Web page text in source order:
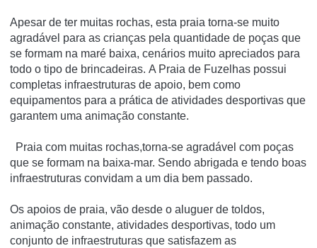
Apesar de ter muitas rochas, esta praia torna-se muito
agradável para as crianças pela quantidade de poças que
se formam na maré baixa, cenários muito apreciados para
todo o tipo de brincadeiras. A Praia de Fuzelhas possui
completas infraestruturas de apoio, bem como
equipamentos para a prática de atividades desportivas que
garantem uma animação constante.
Praia com muitas rochas,torna-se agradável com poças
que se formam na baixa-mar. Sendo abrigada e tendo boas
infraestruturas convidam a um dia bem passado.
Os apoios de praia, vão desde o aluguer de toldos,
animação constante, atividades desportivas, todo um
conjunto de infraestruturas que satisfazem as